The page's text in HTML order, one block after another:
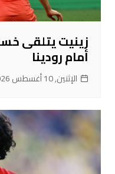
زينيت يتلقى
أمام رودينا
الإثنين, 10 أغسطس 2026, 4:54